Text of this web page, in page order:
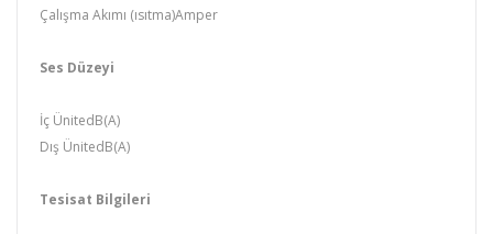
Çalışma Akımı (ısıtma)Amper
Ses Düzeyi
İç ÜnitedB(A)
Dış ÜnitedB(A)
Tesisat Bilgileri